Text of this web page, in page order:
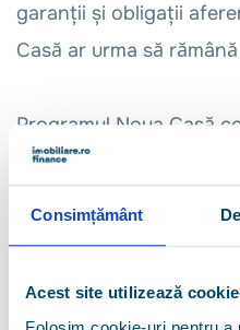
Consimțământ
Acest site utilizează
garanții și obligații
Casă ar urma să
Programul Noua Casă
plafon de garantare